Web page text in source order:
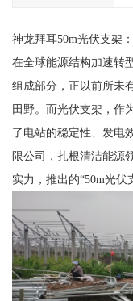
神龙拜耳50m光伏支架
在全球能源结构加速转
组成部分，正以前所未
田野。而光伏支架，作
了电站的稳定性、发电
限公司，扎根清洁能源
实力，推出的“50m光伏